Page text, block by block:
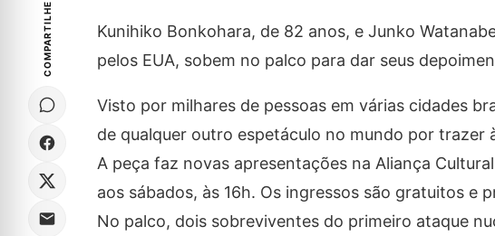
COMPARTILHE
Kunihiko Bonkohara, de 82 anos, e Junko
pelos EUA, sobem no palco para dar seus
Visto por milhares de pessoas em várias cidades
de qualquer outro espetáculo no mundo por
A peça faz novas apresentações na Aliança
aos sábados, às 16h. Os ingressos são gratuitos e
No palco, dois sobreviventes do primeiro ataque